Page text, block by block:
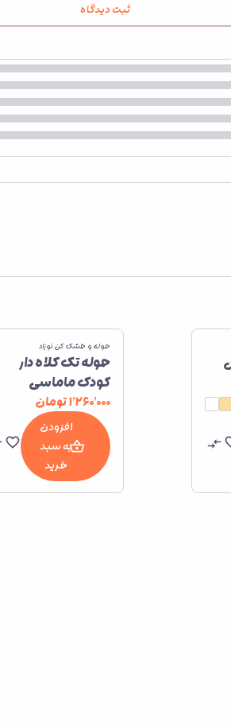
ثبت دیدگاه
حوله و خشک کن نوزاد
حوله تک کلاه دار
کودک ماماسی
۱٬۲۶۰٬۰۰۰تومان
افزودن
به سبد
خرید